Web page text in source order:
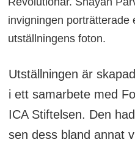
invigningen porträtterade
utställningens foton.
Utställningen är
i ett samarbete med
ICA Stiftelsen. Den
sen dess bland annat